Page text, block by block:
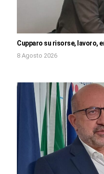
Cupparo su risorse, lavoro,
8 Agosto 2026